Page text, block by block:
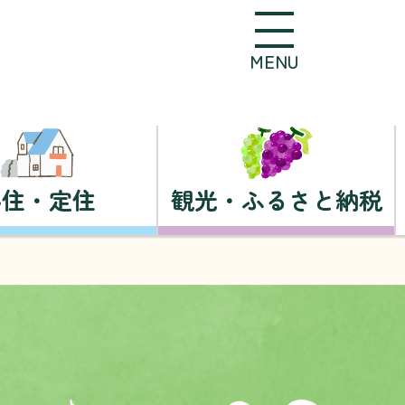
MENU
・定住 観光・ふるさと納税